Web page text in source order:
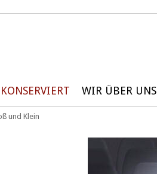
KONSERVIERT WIR ÜBER UNS
und Klein